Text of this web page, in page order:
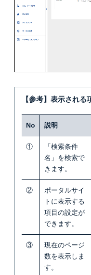
【参考】表示される
No 説明
①
「検索条件
名」を検索で
きます。
②
ポータルサイ
トに表示する
項目の設定が
できます。
③
現在のページ
数を表示しま
す。